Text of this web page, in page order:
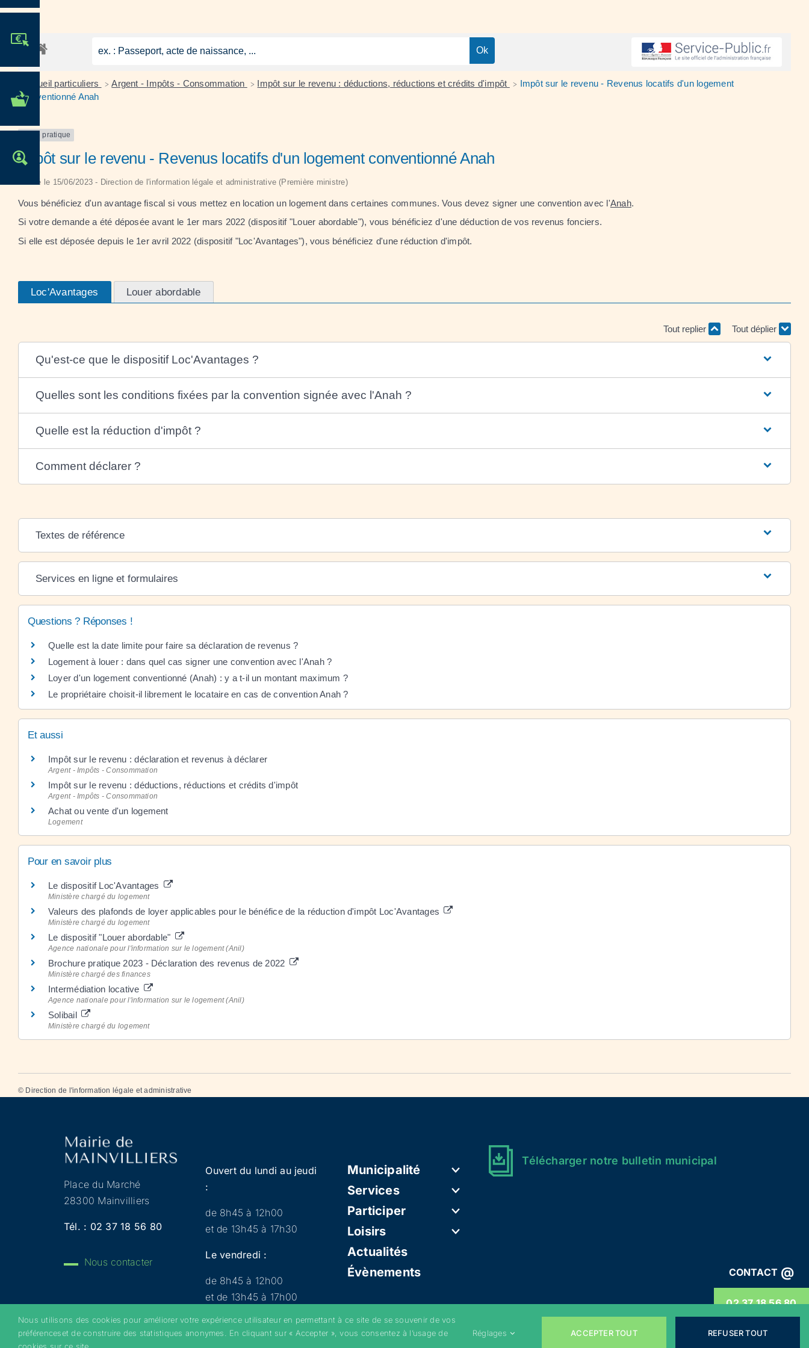
MES DÉMARCHES
OFFRES D'EMPLOI
CONTACT @
02 37 18 56 80
Accueil particuliers > Argent - Impôts - Consommation > Impôt sur le revenu : déductions, réductions et crédits d'impôt > Impôt sur le revenu - Revenus locatifs d'un logement
conventionné Anah
Fiche pratique
Impôt sur le revenu - Revenus locatifs d'un logement conventionné Anah
Vérifié le 15/06/2023 - Direction de l'information légale et administrative (Première ministre)
Vous bénéficiez d'un avantage fiscal si vous mettez en location un logement dans certaines communes. Vous devez signer une convention avec l'Anah.
Si votre demande a été déposée avant le 1er mars 2022 (dispositif "Louer abordable"), vous bénéficiez d'une déduction de vos revenus fonciers.
Si elle est déposée depuis le 1eravril 2022 (dispositif "Loc'Avantages"), vous bénéficiez d'une réduction d'impôt.
Loc'Avantages Louer abordable
Tout replier Tout déplier
Qu'est-ce que le dispositif Loc'Avantages ?
Quelles sont les conditions fixées par la convention signée avec l'Anah ?
Quelle est la réduction d'impôt ?
Comment déclarer ?
Textes de référence
Services en ligne et formulaires
Questions ? Réponses !
Quelle est la date limite pour faire sa déclaration de revenus ?
Logement à louer : dans quel cas signer une convention avec l'Anah ?
Loyer d'un logement conventionné (Anah) : y a t-il un montant maximum ?
Le propriétaire choisit-il librement le locataire en cas de convention Anah ?
Et aussi
Impôt sur le revenu : déclaration et revenus à déclarer
Argent - Impôts - Consommation
Impôt sur le revenu : déductions, réductions et crédits d'impôt
Argent - Impôts - Consommation
Achat ou vente d'un logement
Logement
Pour en savoir plus
Le dispositif Loc'Avantages
Ministère chargé du logement
Valeurs des plafonds de loyer applicables pour le bénéfice de la réduction d'impôt Loc'Avantages
Ministère chargé du logement
Le dispositif "Louer abordable"
Agence nationale pour l'information sur le logement (Anil)
Brochure pratique 2023 - Déclaration des revenus de 2022
Ministère chargé des finances
Intermédiation locative
Agence nationale pour l'information sur le logement (Anil)
Solibail
Ministère chargé du logement
© Direction de l'information légale et administrative
Place du Marché
28300 Mainvilliers
Tél. : 02 37 18 56 80
Nous contacter
Ouvert du lundi au jeudi
:
de 8h45 à 12h00
et de 13h45 à 17h30
Le vendredi :
de 8h45 à 12h00
et de 13h45 à 17h00
Municipalité
Services
Participer
Loisirs
Actualités
Évènements
Télécharger notre bulletin municipal
Copyright 2022 © Mainvilliers – Tous droits réservés –Mentions légales– Politique de confidentialité– Cookies–Conditions générales
Nous utilisons des cookies pour améliorer votre expérience utilisateur en permettant à ce site de se souvenir de vos
préférenceset de construire des statistiques anonymes. En cliquant sur « Accepter », vous consentez à l’usage de
Réglages ACCEPTER TOUT REFUSER TOUT